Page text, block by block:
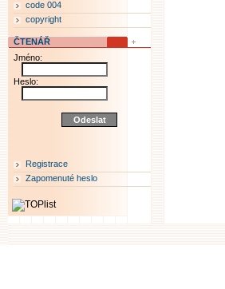
code 004
copyright
ČTENÁŘ
Jméno:
Heslo:
Registrace
Zapomenuté heslo